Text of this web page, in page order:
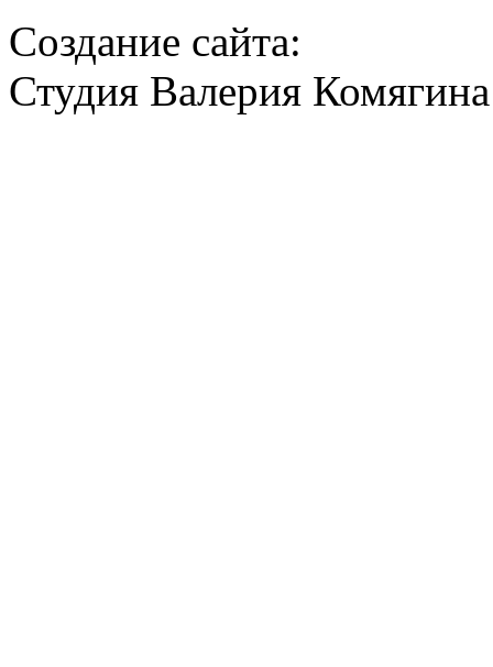
Создание сайта:
Студия Валерия Комягина